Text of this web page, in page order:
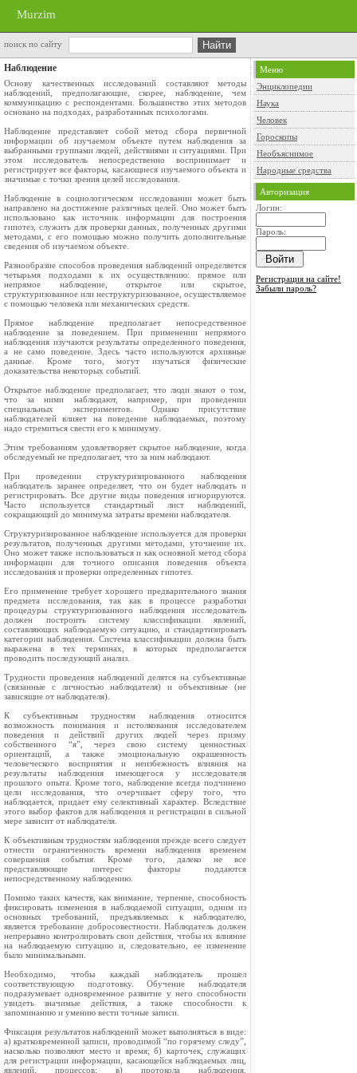
Murzim
поиск по сайту
Наблюдение
Основу качественных исследований составляют методы
наблюдений, предполагающие, скорее, наблюдение, чем
коммуникацию с респондентами. Большинство этих методов
основано на подходах, разработанных психологами.
Наблюдение представляет собой метод сбора первичной
информации об изучаемом объекте путем наблюдения за
выбранными группами людей, действиями и ситуациями. При
этом исследователь непосредственно воспринимает и
регистрирует все факторы, касающиеся изучаемого объекта и
значимые с точки зрения целей исследования.
Наблюдение в социологическом исследовании может быть
направлено на достижение различных целей. Оно может быть
использовано как источник информации для построения
гипотез, служить для проверки данных, полученных другими
методами, с его помощью можно получить дополнительные
сведения об изучаемом объекте.
Разнообразие способов проведения наблюдений определяется
четырьмя подходами к их осуществлению: прямое или
непрямое наблюдение, открытое или скрытое,
структуризованное или неструктуризованное, осуществляемое
с помощью человека или механических средств.
Прямое наблюдение предполагает непосредственное
наблюдение за поведением. При применении непрямого
наблюдения изучаются результаты определенного поведения,
а не само поведение. Здесь часто используются архивные
данные. Кроме того, могут изучаться физические
доказательства некоторых событий.
Открытое наблюдение предполагает, что люди знают о том,
что за ними наблюдают, например, при проведении
специальных экспериментов. Однако присутствие
наблюдателей влияет на поведение наблюдаемых, поэтому
надо стремиться свести его к минимуму.
Этим требованиям удовлетворяет скрытое наблюдение, когда
обследуемый не предполагает, что за ним наблюдают.
При проведении структуризированного наблюдения
наблюдатель заранее определяет, что он будет наблюдать и
регистрировать. Все другие виды поведения игнорируются.
Часто используется стандартный лист наблюдений,
сокращающий до минимума затраты времени наблюдателя.
Структуризированное наблюдение используется для проверки
результатов, полученных другими методами, уточнение их.
Оно может также использоваться и как основной метод сбора
информации для точного описания поведения объекта
исследования и проверки определенных гипотез.
Его применение требует хорошего предварительного знания
предмета исследования, так как в процессе разработки
процедуры структуризованного наблюдения исследователь
должен построить систему классификации явлений,
составляющих наблюдаемую ситуацию, и стандартизировать
категории наблюдения. Система классификации должна быть
выражена в тех терминах, в которых предполагается
проводить последующий анализ.
Трудности проведения наблюдений делятся на субъективные
(связанные с личностью наблюдателя) и объективные (не
зависящие от наблюдателя).
К субъективным трудностям наблюдения относится
возможность понимания и истолкования исследователем
поведения и действий других людей через призму
собственного “я”, через свою систему ценностных
ориентаций, а также эмоциональную окрашенность
человеческого восприятия и неизбежность влияния на
результаты наблюдения имеющегося у исследователя
прошлого опыта. Кроме того, наблюдение всегда подчинено
цели исследования, что очерчивает сферу того, что
наблюдается, придает ему селективный характер. Вследствие
этого выбор фактов для наблюдения и регистрации в сильной
мере зависит от наблюдателя.
К объективным трудностям наблюдения прежде всего следует
отнести ограниченность времени наблюдения временем
совершения события. Кроме того, далеко не все
представляющие интерес факторы поддаются
непосредственному наблюдению.
Помимо таких качеств, как внимание, терпение, способность
фиксировать изменения в наблюдаемой ситуации, одним из
основных требований, предъявляемых к наблюдателю,
является требование добросовестности. Наблюдатель должен
непрерывно контролировать свои действия, чтобы их влияние
на наблюдаемую ситуацию и, следовательно, ее изменение
было минимальными.
Необходимо, чтобы каждый наблюдатель прошел
соответствующую подготовку. Обучение наблюдателя
подразумевает одновременное развитие у него способности
увидеть значимые действия, а также способности к
запоминанию и умению вести точные записи.
Фиксация результатов наблюдений может выполняться в виде:
а) кратковременной записи, проводимой “по горячему следу”,
насколько позволяют место и время; б) карточек, служащих
для регистрации информации, касающейся наблюдаемых лиц,
явлений, процессов; в) протокола наблюдения,
Меню
Энциклопедии
Наука
Человек
Гороскопы
Необъяснимое
Народные средства
Авторизация
Логин:
Пароль:
Регистрация на сайте!
Забыли пароль?